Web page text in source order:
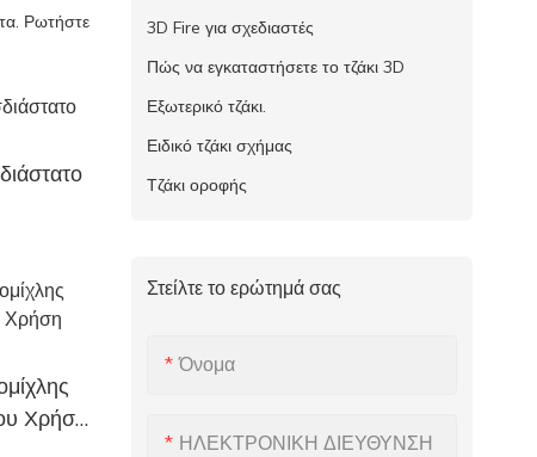
Ρωτήστε
Χρήση
3D Fire για σχεδιαστές
Πώς να εγκαταστήσετε το τζάκι 3D
Εξωτερικό τζάκι.
Ειδικό τζάκι σχήμας
Τζάκι οροφής
Στείλτε το ερώτημά σας
Όνομα
ΗΛΕΚΤΡΟΝΙΚΗ ΔΙΕΥΘΥΝΣΗ